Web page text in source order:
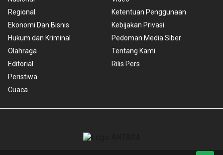
Regional
Ekonomi Dan Bisnis
Hukum dan Kriminal
Olahraga
Editorial
Peristiwa
Cuaca
Ketentuan Penggunaan
Kebijakan Privasi
Pedoman Media Siber
Tentang Kami
Rilis Pers